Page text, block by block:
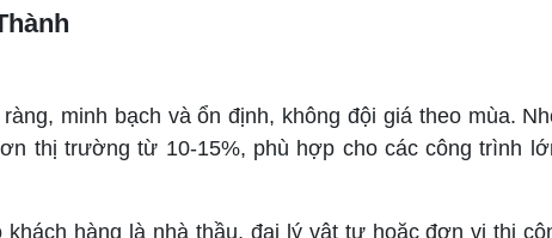
minh bạch và ổn định, không đội giá theo mùa.
thị trường từ 10-15%, phù hợp cho các công trình
hàng là nhà thầu, đại lý vật tư hoặc đơn vị thi